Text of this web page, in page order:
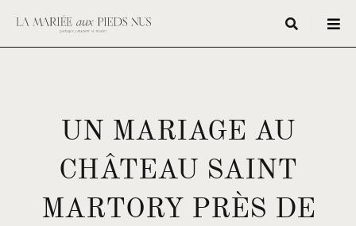
UN MARIAGE AU
CHÂTEAU SAINT
MARTORY PRÈS DE